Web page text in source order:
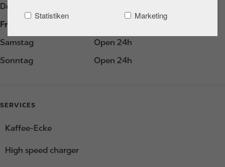
Statistiken
Marketing
Donnerstag
Freitag
Samstag
Open 24h
Sonntag
Open 24h
SERVICES
Kaffee-Ecke
High speed charger